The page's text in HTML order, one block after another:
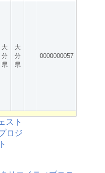
大
分
県
大
分
県
0000000057